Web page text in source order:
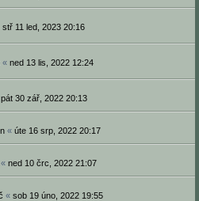
stř 11 led, 2023 20:16
« ned 13 lis, 2022 12:24
pát 30 zář, 2022 20:13
« úte 16 srp, 2022 20:17
« ned 10 črc, 2022 21:07
« sob 19 úno, 2022 19:55